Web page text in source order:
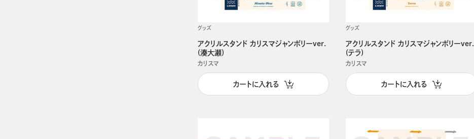
グッズ
アクリルスタンド カリスマジャンボリーver.
(湊大瀬)
カリスマ
カートに入れる
グッズ
アクリルスタンド カリスマジャンボリーver.
(テラ)
カリスマ
カートに入れる